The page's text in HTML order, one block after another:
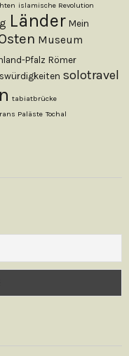
islamische Revolution
Länder Mein
Museum
Pfalz Römer
solotravel
tabiatbrücke
Paläste Tochal